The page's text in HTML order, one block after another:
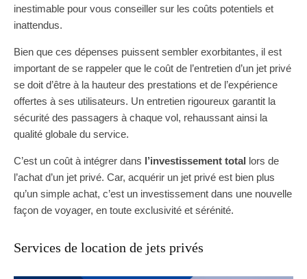
inestimable pour vous conseiller sur les coûts potentiels et
inattendus.
Bien que ces dépenses puissent sembler exorbitantes, il est
important de se rappeler que le coût de l’entretien d’un jet privé
se doit d’être à la hauteur des prestations et de l’expérience
offertes à ses utilisateurs. Un entretien rigoureux garantit la
sécurité des passagers à chaque vol, rehaussant ainsi la
qualité globale du service.
C’est un coût à intégrer dans l’investissement total lors de
l’achat d’un jet privé. Car, acquérir un jet privé est bien plus
qu’un simple achat, c’est un investissement dans une nouvelle
façon de voyager, en toute exclusivité et sérénité.
Services de location de jets privés